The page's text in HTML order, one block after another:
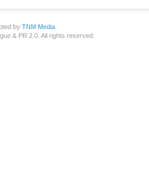
by TNM Media
& PR 2.0. All rights reserved.